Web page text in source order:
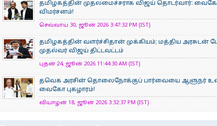
தமிழகத்தின் முதலமைச்சராக விஜய் தொடர்வார்: வைகோ
விமர்சனம்!
செவ்வாய் 30, ஜூன் 2026 3:47:32 PM (IST)
தமிழகத்தின் வளர்ச்சிதான் முக்கியம்; மத்திய
முதல்வர் விஜய் திட்டவட்டம்
புதன் 24, ஜூன் 2026 11:44:30 AM (IST)
தவெக அரசின் தொலைநோக்குப் பார்வையை ஆளுநர் உரை
வைகோ புகழாரம்!
வியாழன் 18, ஜூன் 2026 3:32:37 PM (IST)